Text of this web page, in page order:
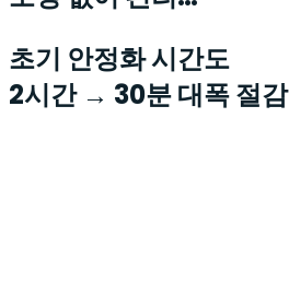
초기 안정화 시간도
2시간 → 30분 대폭 절감